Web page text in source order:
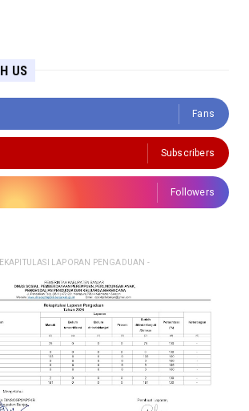
US
Fans
Subscribers
Followers
LAPORAN PENGADUAN -